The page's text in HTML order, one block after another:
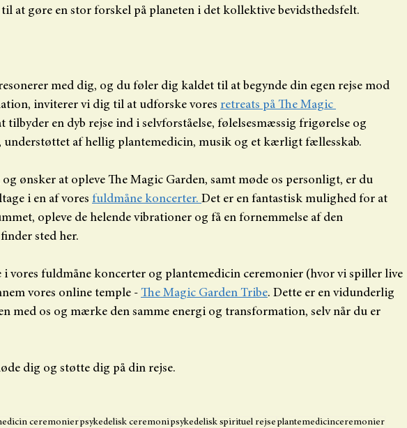
at gøre en stor forskel på planeten i det kollektive bevidsthedsfelt.
med dig, og du føler dig kaldet til at begynde din egen rejse mod
inviterer vi dig til at udforske vores retreats på The Magic
tilbyder en dyb rejse ind i selvforståelse, følelsesmæssig frigørelse og
af hellig plantemedicin, musik og et kærligt fællesskab.
ønsker at opleve The Magic Garden, samt møde os personligt, er du
i en af vores fuldmåne koncerter. Det er en fantastisk mulighed for at
opleve de helende vibrationer og få en fornemmelse af den
sted her.
i vores fuldmåne koncerter og plantemedicin ceremonier (hvor vi spiller live
vores online temple - The Magic Garden Tribe. Dette er en vidunderlig
med os og mærke den samme energi og transformation, selv når du er
dig og støtte dig på din rejse.
ceremonierpsykedelisk ceremonipsykedelisk spirituel rejse plantemedicinceremonier